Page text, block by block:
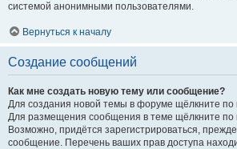
системой анонимными пользователями.
Вернуться к началу
Создание сообщений
Как мне создать новую тему или сообщение?
Для создания новой темы в форуме щёлкните по
Для размещения сообщения в теме щёлкните по
Возможно, придётся зарегистрироваться,
сообщение. Перечень ваших прав доступа